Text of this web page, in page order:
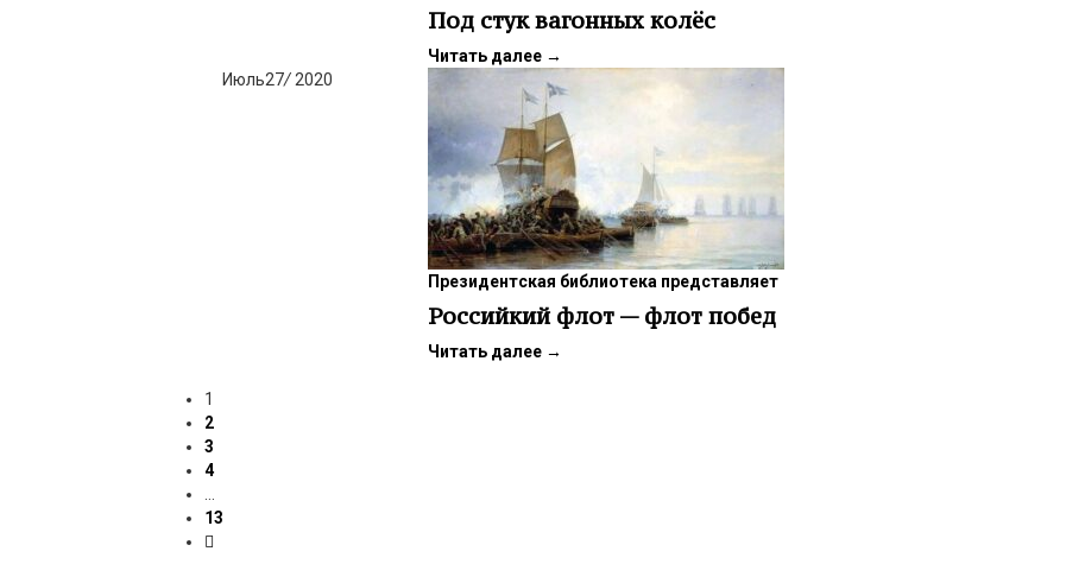
Под стук вагонных колёс
Читать далее →
Июль27/ 2020
Президентская библиотека представляет
Российкий флот — флот побед
Читать далее →
1
2
3
4
13